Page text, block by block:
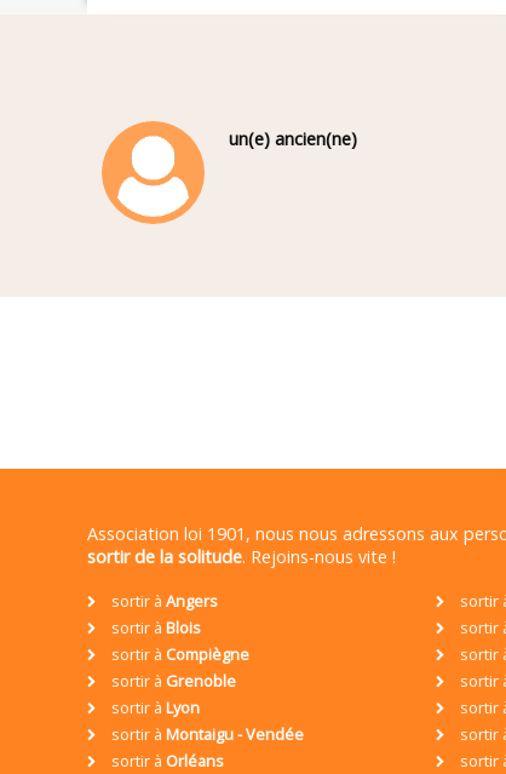
un(e) ancien(ne)
Association loi 1901, nous nous adressons aux
sortir de la solitude. Rejoins-nous vite !
sortir à Angers sortir
sortir à Blois sortir
sortir à Compiègne sortir
sortir à Grenoble sortir
sortir à Lyon sortir
sortir à Montaigu - Vendée sortir
sortir à Orléans sortir